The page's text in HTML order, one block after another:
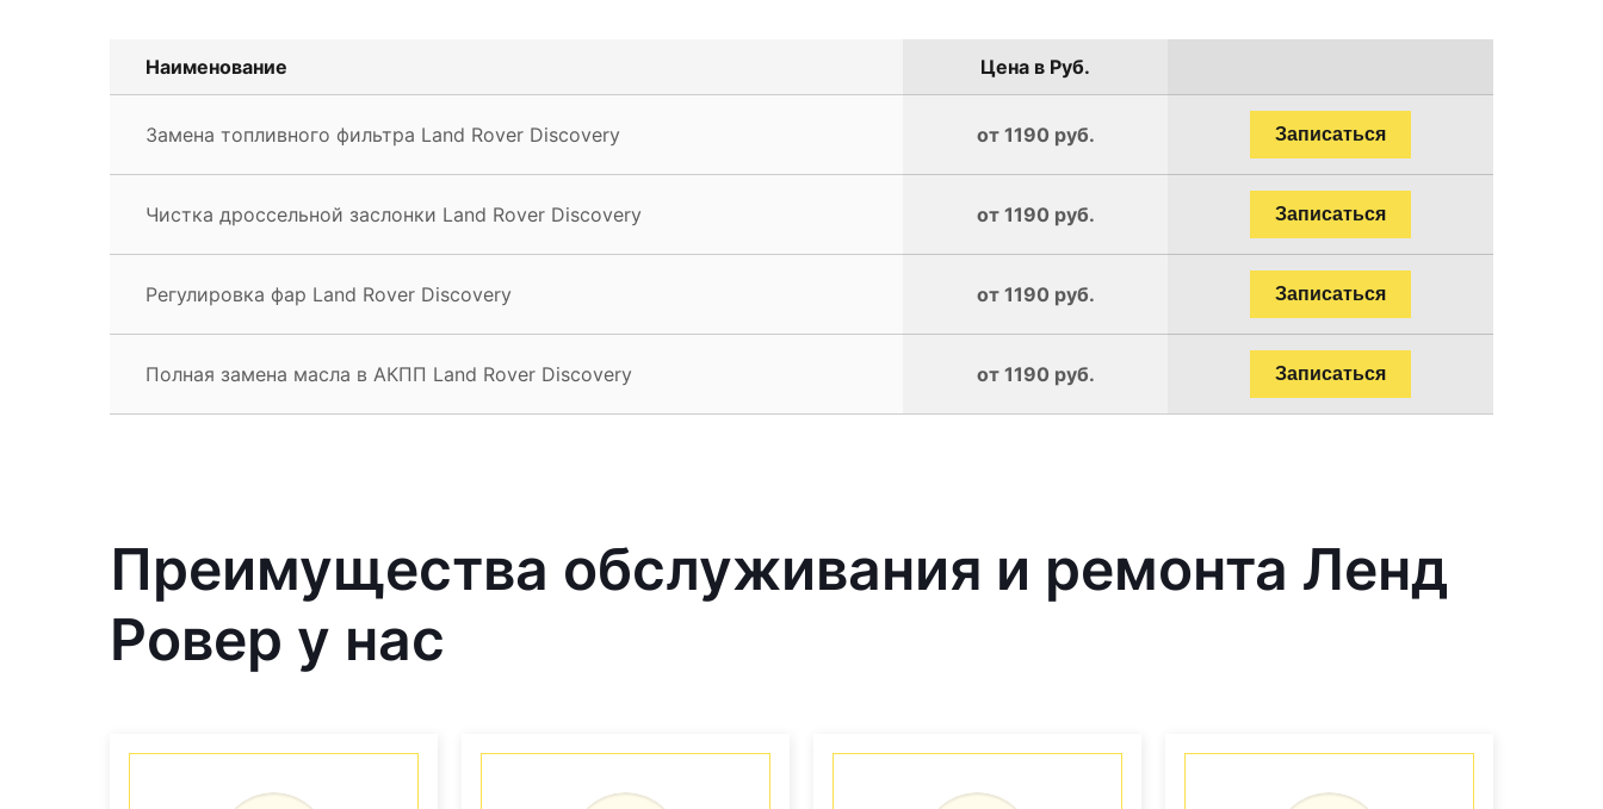
Наименование Цена в Руб.
Замена топливного фильтра Land Rover Discovery от 1190 руб. Записаться
Чистка дроссельной заслонки Land Rover Discovery от 1190 руб. Записаться
Регулировка фар Land Rover Discovery от 1190 руб. Записаться
Полная замена масла в АКПП Land Rover Discovery от 1190 руб. Записаться
Преимущества обслуживания и ремонта Ленд
Ровер у нас